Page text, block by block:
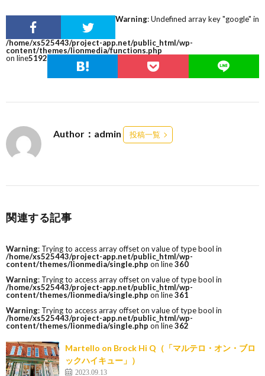
Warning: Undefined array key "google" in
/home/xs525443/project-app.net/public_html/wp-
content/themes/lionmedia/functions.php
on line5192
Author：admin 投稿一覧
関連する記事
Warning: Trying to access array offset on value of type bool in
/home/xs525443/project-app.net/public_html/wp-
content/themes/lionmedia/single.php on line360
Warning: Trying to access array offset on value of type bool in
/home/xs525443/project-app.net/public_html/wp-
content/themes/lionmedia/single.php on line361
Warning: Trying to access array offset on value of type bool in
/home/xs525443/project-app.net/public_html/wp-
content/themes/lionmedia/single.php on line362
Martello on Brock Hi Q（「マルテロ・オン・ブロ
ックハイキュー」）
2023.09.13